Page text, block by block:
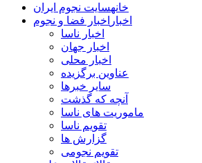
خانهسایت نجوم ایران
اخبار اخبار فضا و نجوم
اخبار ناسا
اخبار جهان
اخبار محلی
عناوین برگزیده
سایر خبرها
آنچه که گذشت
ماموریت های ناسا
تقویم ناسا
گزارش ها
تقویم نجومی